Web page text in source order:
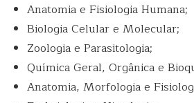
Anatomia e Fisiologia Humana;
Biologia Celular e Molecular;
Zoologia e Parasitologia;
Química Geral, Orgânica e
Anatomia, Morfologia e